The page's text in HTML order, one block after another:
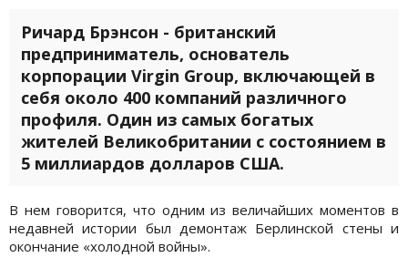
Ричард Брэнсон - британский
предприниматель, основатель
корпорации Virgin Group, включающей в
себя около 400 компаний различного
профиля. Один из самых богатых
жителей Великобритании с состоянием в
5 миллиардов долларов США.
В нем говорится, что одним из величайших моментов в
недавней истории был демонтаж Берлинской стены и
окончание «холодной войны».